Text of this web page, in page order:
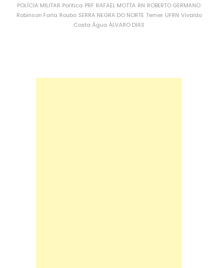
POLÍCIA MILITAR Política PRF RAFAEL MOTTA RN ROBERTO GERMANO
Robinson Faria Roubo SERRA NEGRA DO NORTE Temer UFRN Vivaldo
Costa Água ÁLVARO DIAS